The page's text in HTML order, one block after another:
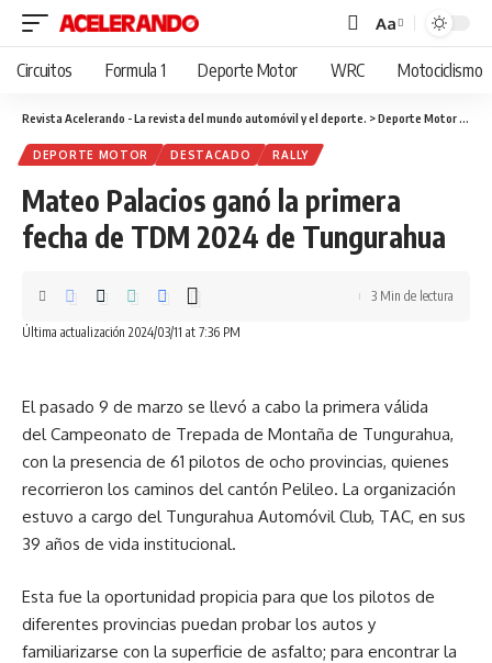
Cambiar
tamaño
fuente
Aa
Circuitos Formula 1 Deporte Motor WRC Motociclismo
Revista Acelerando - La revista del mundo automóvil y el deporte. >Deporte Motor
DEPORTE MOTOR DESTACADO RALLY
Mateo Palacios ganó la primera
fecha de TDM 2024 de Tungurahua
Última actualización 2024/03/11 at 7:36 PM
3 Min de lectura
El pasado 9 de marzo se llevó a cabo la primera válida
del Campeonato de Trepada de Montaña de Tungurahua,
con la presencia de 61 pilotos de ocho provincias, quienes
recorrieron los caminos del cantón Pelileo. La organización
estuvo a cargo del Tungurahua Automóvil Club, TAC, en sus
39 años de vida institucional.
Esta fue la oportunidad propicia para que los pilotos de
diferentes provincias puedan probar los autos y
familiarizarse con la superficie de asfalto; para encontrar la